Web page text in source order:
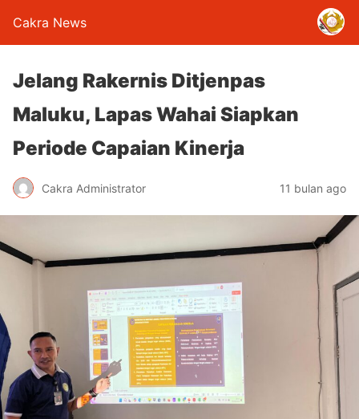
Cakra News
Jelang Rakernis Ditjenpas
Maluku, Lapas Wahai Siapkan
Periode Capaian Kinerja
Cakra Administrator 11 bulan ago